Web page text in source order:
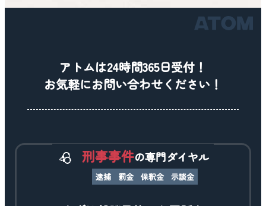
アトムは24時間365日受付！
お気軽にお問い合わせください！
刑事事件の専門ダイヤル
逮捕 罰金 保釈金 示談金